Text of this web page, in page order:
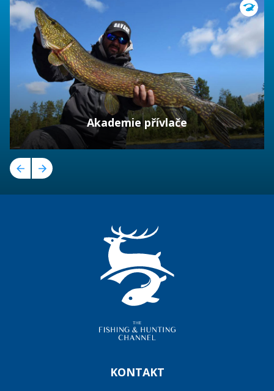
Akademie přívlače
KONTAKT